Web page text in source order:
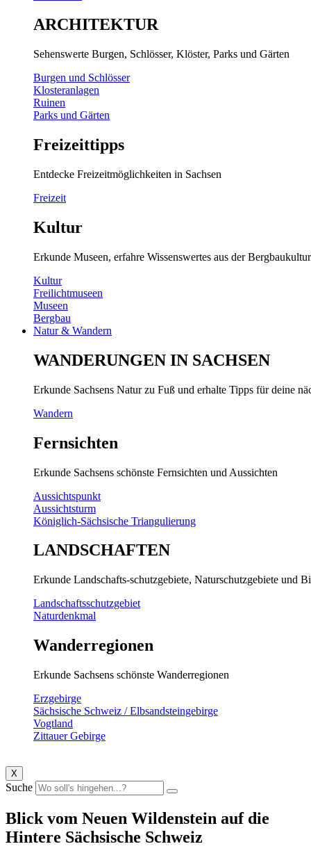
ARCHITEKTUR
Sehenswerte Burgen, Schlösser, Klöster, Parks und Gärten
Burgen und Schlösser
Klosteranlagen
Ruinen
Parks und Gärten
Freizeittipps
Entdecke Freizeitmöglichkeiten in Sachsen
Freizeit
Kultur
Erkunde Museen, erfahre Wissenswertes aus der
Kultur
Freilichtmuseen
Museen
Bergbau
Natur & Wandern
WANDERUNGEN IN SACHSEN
Erkunde Sachsens Natur zu Fuß und erhalte Tipps für deine
Wandern
Fernsichten
Erkunde Sachsens schönste Fernsichten und Aussichten
Aussichtspunkt
Aussichtsturm
Königlich-Sächsische Triangulierung
LANDSCHAFTEN
Erkunde Landschafts-schutzgebiete, Naturschutzgebiete und
Landschaftsschutzgebiet
Naturdenkmal
Wanderregionen
Erkunde Sachsens schönste Wanderregionen
Erzgebirge
Sächsische Schweiz / Elbsandsteingebirge
Vogtland
Zittauer Gebirge
X
Suche
Blick vom Neuen Wildenstein auf die
Hintere Sächsische Schweiz